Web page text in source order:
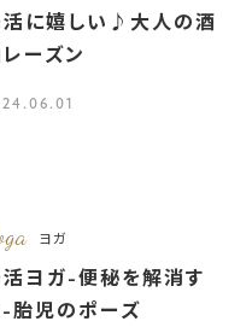
活に嬉しい♪大人の酒
ーズン
ヨガ
活ヨガ-便秘を解消す
-胎児のポーズ